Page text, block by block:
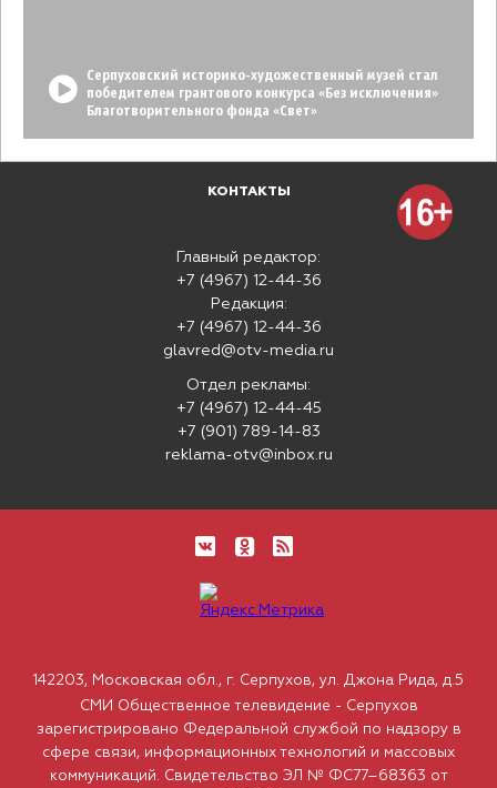
Серпуховский историко-художественный музей стал
победителем грантового конкурса «Без исключения»
Благотворительного фонда «Свет»
КОНТАКТЫ
Главный редактор:
+7 (4967) 12-44-36
Редакция:
+7 (4967) 12-44-36
glavred@otv-media.ru
Отдел рекламы:
+7 (4967) 12-44-45
+7 (901) 789-14-83
reklama-otv@inbox.ru
142203, Московская обл., г. Серпухов, ул. Джона Рида, д.5
СМИ Общественное телевидение - Серпухов
зарегистрировано Федеральной службой по надзору в
сфере связи, информационных технологий и массовых
коммуникаций. Свидетельство ЭЛ № ФС77–68363 от